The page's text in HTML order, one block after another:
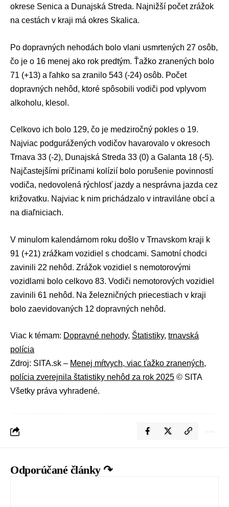
okrese Senica a Dunajská Streda. Najnižší počet zrážok
na cestách v kraji má okres Skalica.
Po dopravných nehodách bolo vlani usmrtených 27 osôb,
čo je o 16 menej ako rok predtým. Ťažko zranených bolo
71 (+13) a ľahko sa zranilo 543 (-24) osôb. Počet
dopravných nehôd, ktoré spôsobili vodiči pod vplyvom
alkoholu, klesol.
Celkovo ich bolo 129, čo je medziročný pokles o 19.
Najviac podgurážených vodičov havarovalo v okresoch
Trnava 33 (-2), Dunajská Streda 33 (0) a Galanta 18 (-5).
Najčastejšími príčinami kolízií bolo porušenie povinností
vodiča, nedovolená rýchlosť jazdy a nesprávna jazda cez
križovatku. Najviac k nim prichádzalo v intraviláne obcí a
na diaľniciach.
V minulom kalendárnom roku došlo v Trnavskom kraji k
91 (+21) zrážkam vozidiel s chodcami. Samotní chodci
zavinili 22 nehôd. Zrážok vozidiel s nemotorovými
vozidlami bolo celkovo 83. Vodiči nemotorových vozidiel
zavinili 61 nehôd. Na železničných priecestiach v kraji
bolo zaevidovaných 12 dopravných nehôd.
Viac k témam: Dopravné nehody, Štatistiky, trnavská
polícia
Zdroj: SITA.sk – Menej mŕtvych, viac ťažko zranených,
polícia zverejnila štatistiky nehôd za rok 2025 © SITA
Všetky práva vyhradené.
Odporúčané články ↷